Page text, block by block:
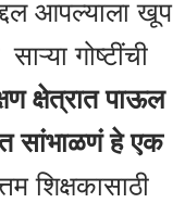
आपल्याला खूप
गोष्टींची
क्षेत्रात पाऊल
सांभाळणं हे एक
शिक्षकासाठी